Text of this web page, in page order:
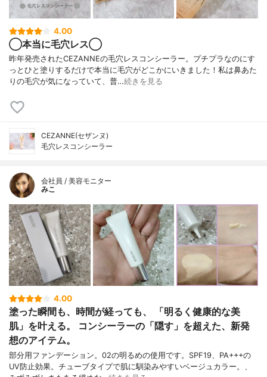
4.00
◯本当に毛穴レス◯
昨年発売されたCEZANNEの毛穴レスコンシーラー。プチプラなのにす
っとひと塗りするだけで本当に毛穴がどこかにいきました！私は鼻あた
りの毛穴が気になっていて、普…続きを見る
CEZANNE(セザンヌ)
毛穴レスコンシーラー
会社員 / 美容モニター
みこ
4.00
塗った瞬間も、時間が経っても、 「明るく健康的な美
肌」を叶える。 コンシーラーの「隠す」を超えた、新発
想のアイテム。
部分用ファンデーション。02の明るめの使用です。SPF19、PA+++の
UV防止効果。チューブタイプで肌に馴染みやすいベージュカラー。、